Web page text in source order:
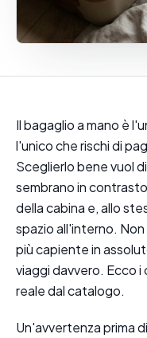
Il bagaglio a mano è
l'unico che rischi di
Sceglierlo bene vuol
sembrano in
della cabina e, allo
spazio all'interno.
più capiente in
viaggi davvero. Ecco
reale dal catalogo.
Un'avvertenza prima